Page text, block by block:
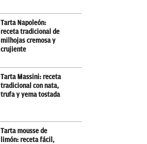
Tarta Napoleón:
receta tradicional de
milhojas cremosa y
crujiente
Tarta Massini: receta
tradicional con nata,
trufa y yema tostada
Tarta mousse de
limón: receta fácil,